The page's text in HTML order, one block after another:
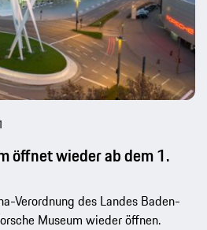
öffnet wieder ab dem 1.
Verordnung des Landes Baden-
Museum wieder öffnen.